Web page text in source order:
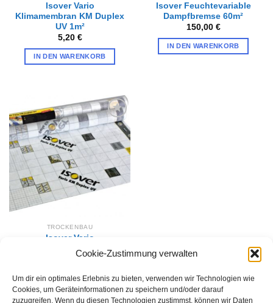
Cookie-Zustimmung verwalten
Um dir ein optimales Erlebnis zu bieten, verwenden wir Technologien wie
Cookies, um Geräteinformationen zu speichern und/oder darauf
zuzugreifen. Wenn du diesen Technologien zustimmst, können wir Daten
Isover Vario
Klimamembran KM Duplex
UV 1m²
5,20 €
IN DEN WARENKORB
Isover Feuchtevariable
Dampfbremse 60m²
150,00 €
IN DEN WARENKORB
Zur
Wunschliste
hinzufügen
TROCKENBAU
Isover Vario
Klimamembran KM Duplex
UV 150cm
AUSFÜHRUNG WÄHLEN